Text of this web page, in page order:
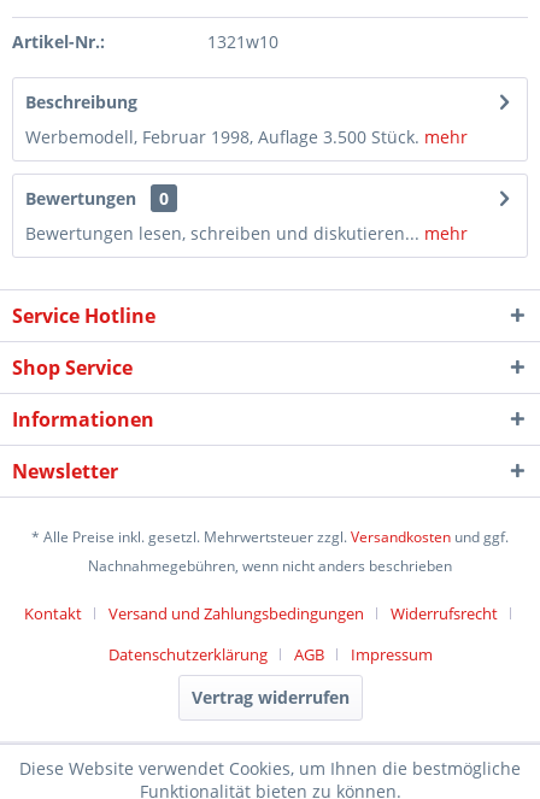
Artikel-Nr.: 1321w10
Beschreibung
Werbemodell, Februar 1998, Auflage 3.500 Stück. mehr
Bewertungen
0
Bewertungen lesen, schreiben und diskutieren... mehr
Service Hotline
Shop Service
Informationen
Newsletter
* Alle Preise inkl. gesetzl. Mehrwertsteuer zzgl.Versandkosten und ggf.
Nachnahmegebühren, wenn nicht anders beschrieben
Kontakt Versand und Zahlungsbedingungen
Widerrufsrecht
Datenschutzerklärung
AGB Impressum
Vertrag widerrufen
Diese Website verwendet Cookies, um Ihnen die bestmögliche
Funktionalität bieten zu können.